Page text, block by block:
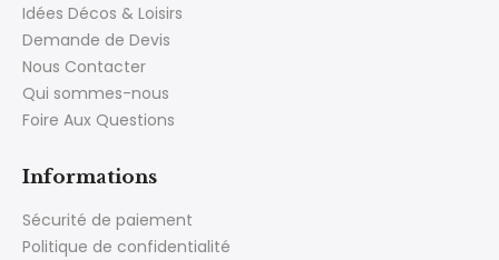
Idées Décos & Loisirs
Demande de Devis
Nous Contacter
Qui sommes-nous
Foire Aux Questions
Informations
Sécurité de paiement
Politique de confidentialité